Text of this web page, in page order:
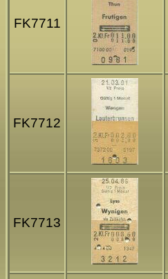
FK7711
FK7712
FK7713